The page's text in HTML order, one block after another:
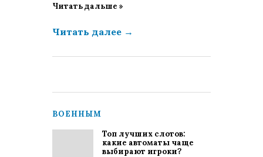
Читать дальше »
Читать далее →
ВОЕННЫМ
Топ лучших слотов:
какие автоматы чаще
выбирают игроки?